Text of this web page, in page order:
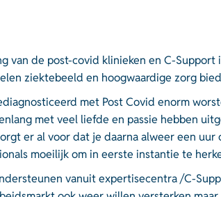
van de post-covid klinieken en C-
ziektebeeld en hoogwaardige zorg
met Post Covid enorm
met veel liefde en passie hebben
er al voor dat je daarna alweer een
moeilijk om in eerste instantie te
vanuit expertisecentra /C-